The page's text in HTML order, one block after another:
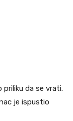
da se vrati.
je ispustio